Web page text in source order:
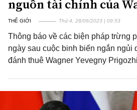
nguồn tài chính của
THẾ GIỚI Thứ 4, 28/06/2023 | 09:53
Thông báo về các biện pháp trừng
ngày sau cuộc binh biến ngắn ngủi
đánh thuê Wagner Yevegny